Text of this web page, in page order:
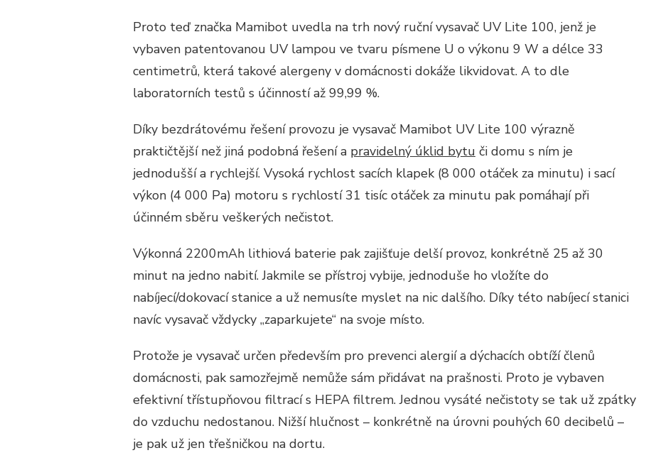
Proto teď značka Mamibot uvedla na trh nový ruční vysavač UV Lite 100, jenž je
vybaven patentovanou UV lampou ve tvaru písmene U o výkonu 9 W a délce 33
centimetrů, která takové alergeny v domácnosti dokáže likvidovat. A to dle
laboratorních testů s účinností až 99,99 %.
Díky bezdrátovému řešení provozu je vysavač Mamibot UV Lite 100 výrazně
praktičtější než jiná podobná řešení a pravidelný úklid bytu či domu s ním je
jednodušší a rychlejší. Vysoká rychlost sacích klapek (8 000 otáček za minutu) i sací
výkon (4 000 Pa) motoru s rychlostí 31 tisíc otáček za minutu pak pomáhají při
účinném sběru veškerých nečistot.
Výkonná 2200mAh lithiová baterie pak zajišťuje delší provoz, konkrétně 25 až 30
minut na jedno nabití. Jakmile se přístroj vybije, jednoduše ho vložíte do
nabíjecí/dokovací stanice a už nemusíte myslet na nic dalšího. Díky této nabíjecí stanici
navíc vysavač vždycky „zaparkujete“ na svoje místo.
Protože je vysavač určen především pro prevenci alergií a dýchacích obtíží členů
domácnosti, pak samozřejmě nemůže sám přidávat na prašnosti. Proto je vybaven
efektivní třístupňovou filtrací s HEPA filtrem. Jednou vysáté nečistoty se tak už zpátky
do vzduchu nedostanou. Nižší hlučnost – konkrétně na úrovni pouhých 60 decibelů –
je pak už jen třešničkou na dortu.